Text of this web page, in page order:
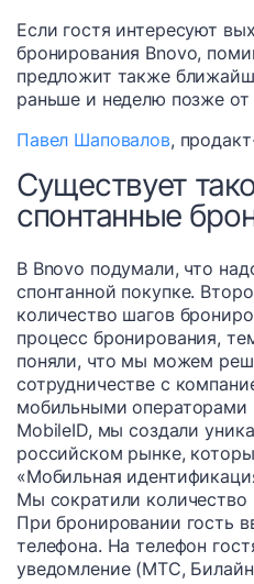
Если гостя интересуют
бронирования Bnovo,
предложит также
раньше и неделю позже
Павел Шаповалов,
Существует
спонтанные
В Bnovo подумали, что
спонтанной покупке.
количество шагов
процесс бронирования,
поняли, что мы можем
сотрудничестве с
мобильными операторами
MobileID, мы создали
российском рынке,
«Мобильная
Мы сократили количество
При бронировании гость
телефона. На телефон
уведомление (МТС,